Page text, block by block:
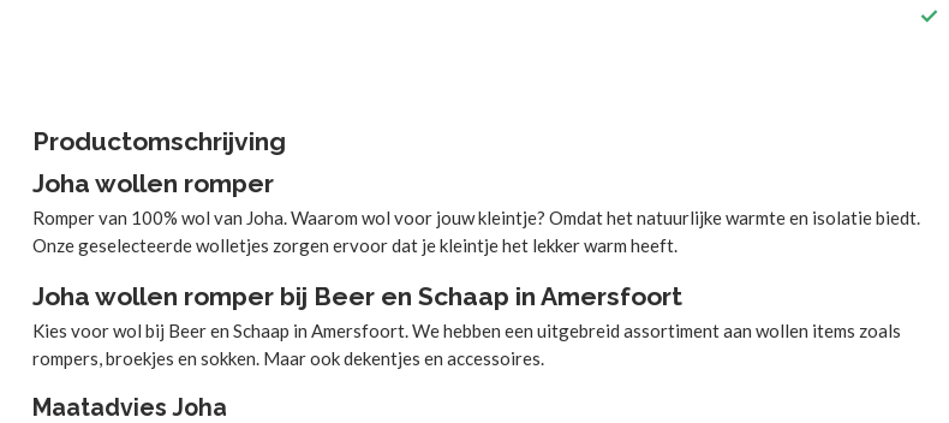
Productomschrijving
Joha wollen romper
Romper van 100% wol van Joha. Waarom wol voor jouw kleintje? Omdat het natuurlijke warmte en isolatie biedt.
Onze geselecteerde wolletjes zorgen ervoor dat je kleintje het lekker warm heeft.
Joha wollen romper bij Beer en Schaap in Amersfoort
Kies voor wol bij Beer en Schaap in Amersfoort. We hebben een uitgebreid assortiment aan wollen items zoals
rompers, broekjes en sokken. Maar ook dekentjes en accessoires.
Maatadvies Joha